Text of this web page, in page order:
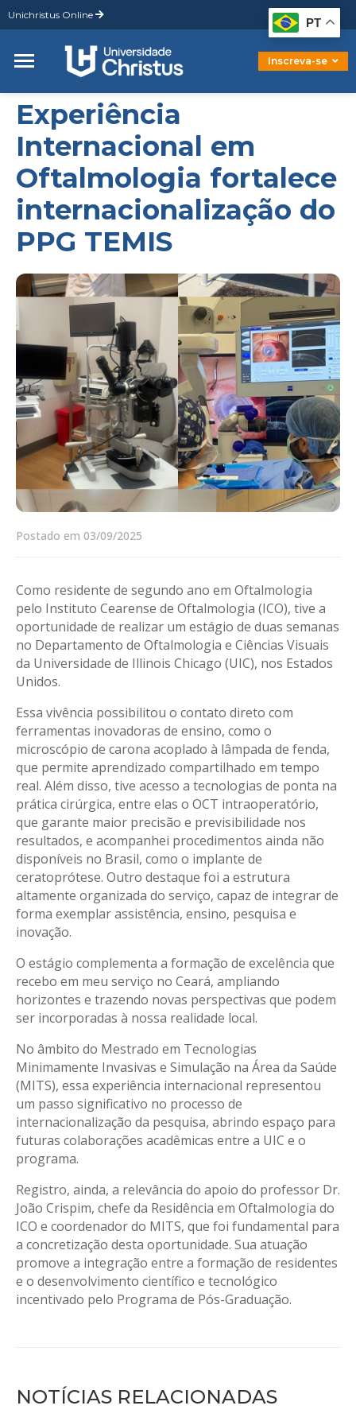
Unichristus Online
Inscreva-se
Graduação
Pós-Graduação
Mestrado
Doutorado
Experiência
Internacional em
Oftalmologia fortalece
internacionalização do
PPG TEMIS
Postado em 03/09/2025
Como residente de segundo ano em Oftalmologia
pelo Instituto Cearense de Oftalmologia (ICO), tive a
oportunidade de realizar um estágio de duas semanas
no Departamento de Oftalmologia e Ciências Visuais
da Universidade de Illinois Chicago (UIC), nos Estados
Unidos.
Essa vivência possibilitou o contato direto com
ferramentas inovadoras de ensino, como o
microscópio de carona acoplado à lâmpada de fenda,
que permite aprendizado compartilhado em tempo
real. Além disso, tive acesso a tecnologias de ponta na
prática cirúrgica, entre elas o OCT intraoperatório,
que garante maior precisão e previsibilidade nos
resultados, e acompanhei procedimentos ainda não
disponíveis no Brasil, como o implante de
ceratoprótese. Outro destaque foi a estrutura
altamente organizada do serviço, capaz de integrar de
forma exemplar assistência, ensino, pesquisa e
inovação.
O estágio complementa a formação de excelência que
recebo em meu serviço no Ceará, ampliando
horizontes e trazendo novas perspectivas que podem
ser incorporadas à nossa realidade local.
No âmbito do Mestrado em Tecnologias
Minimamente Invasivas e Simulação na Área da Saúde
(MITS), essa experiência internacional representou
um passo significativo no processo de
internacionalização da pesquisa, abrindo espaço para
futuras colaborações acadêmicas entre a UIC e o
programa.
Registro, ainda, a relevância do apoio do professor Dr.
João Crispim, chefe da Residência em Oftalmologia do
ICO e coordenador do MITS, que foi fundamental para
a concretização desta oportunidade. Sua atuação
promove a integração entre a formação de residentes
e o desenvolvimento científico e tecnológico
incentivado pelo Programa de Pós-Graduação.
NOTÍCIAS RELACIONADAS
PT